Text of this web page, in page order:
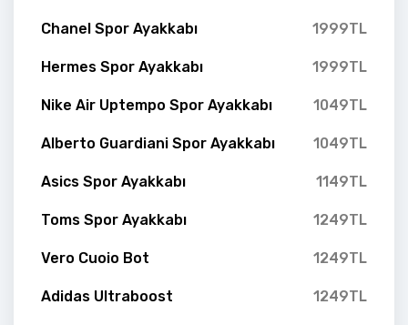
Chanel Spor Ayakkabı 1999TL
Hermes Spor Ayakkabı 1999TL
Nike Air Uptempo Spor Ayakkabı 1049TL
Alberto Guardiani Spor Ayakkabı 1049TL
Asics Spor Ayakkabı 1149TL
Toms Spor Ayakkabı 1249TL
Vero Cuoio Bot 1249TL
Adidas Ultraboost 1249TL